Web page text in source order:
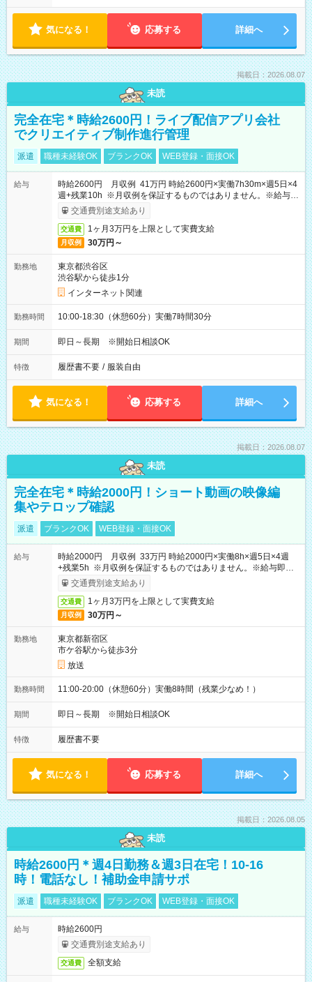
気になる！ 応募する 詳細へ
掲載日：2026.08.07
未読
完全在宅＊時給2600円！ライブ配信アプリ会社
でクリエイティブ制作進行管理
派遣 職種未経験OK ブランクOK WEB登録・面接OK
給与
時給2600円 月収例 41万円 時給2600円×実働7h30m×週5日×4
週+残業10h ※月収例を保証するものではありません。※給与即
受取りサービス利用可（利用条件有）
交通費別途支給あり
交通費 1ヶ月3万円を上限として実費支給
月収例 30万円～
勤務地
東京都渋谷区
渋谷駅から徒歩1分
インターネット関連
勤務時間 10:00-18:30（休憩60分）実働7時間30分
期間 即日～長期 ※開始日相談OK
特徴 履歴書不要 / 服装自由
気になる！ 応募する 詳細へ
掲載日：2026.08.07
未読
完全在宅＊時給2000円！ショート動画の映像編
集やテロップ確認
派遣 ブランクOK WEB登録・面接OK
給与
時給2000円 月収例 33万円 時給2000円×実働8h×週5日×4週
+残業5h ※月収例を保証するものではありません。※給与即受
取りサービス利用可（利用条件有）
交通費別途支給あり
交通費 1ヶ月3万円を上限として実費支給
月収例 30万円～
勤務地
東京都新宿区
市ケ谷駅から徒歩3分
放送
勤務時間 11:00-20:00（休憩60分）実働8時間（残業少なめ！）
期間 即日～長期 ※開始日相談OK
特徴 履歴書不要
気になる！ 応募する 詳細へ
掲載日：2026.08.05
未読
時給2600円＊週4日勤務＆週3日在宅！10-16
時！電話なし！補助金申請サポ
派遣 職種未経験OK ブランクOK WEB登録・面接OK
給与
時給2600円
交通費別途支給あり
交通費 全額支給